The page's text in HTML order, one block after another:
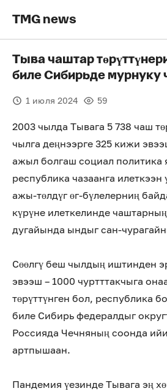
TMG news
Тыва чаштар
биле Сибирьде мурнуку
1 июля 2024 59
2003 чылда Тывага 5 738 чаш
чылга деңнээрге 325 кижи
ажыл болгаш социал
республика чазаанга илеткээн
ажы-төлдүг өг-бүлелерниң
күрүне илеткелинде
дугайында ындыг сан-
Сөөлгү беш чылдың иштинден
эвээш – 1000 чуртттакчыга
төрүттүнген бол, республика
биле Сибирь федералдыг
Россияда Чечняның соонда
артпышаан.
Пандемия үезинде Тывага эң